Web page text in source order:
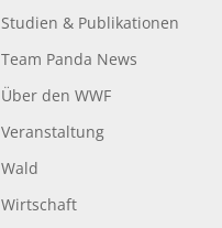
Studien & Publikationen
Team Panda News
Über den WWF
Veranstaltung
Wald
Wirtschaft